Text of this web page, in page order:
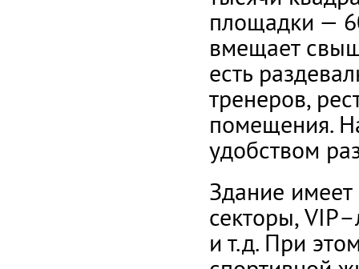
площадки —
вмещает
есть
тренеров,
помещения.
удобством
Здание имеет
секторы,
и т.д. При